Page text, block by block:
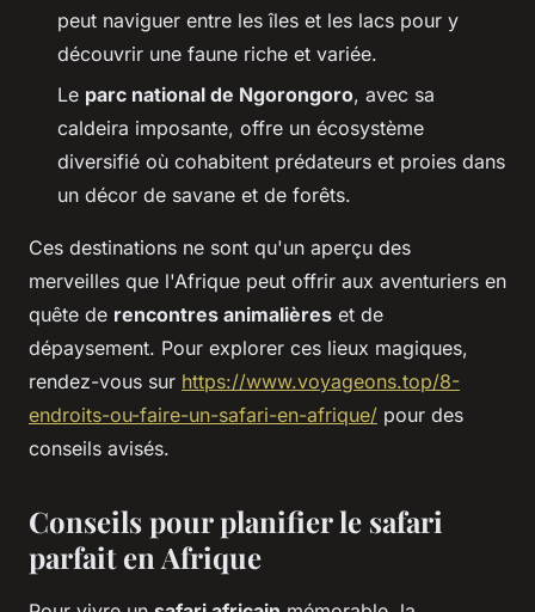
peut naviguer entre les îles et les lacs pour y
découvrir une faune riche et variée.
Le parc national de Ngorongoro, avec sa
caldeira imposante, offre un écosystème
diversifié où cohabitent prédateurs et proies dans
un décor de savane et de forêts.
Ces destinations ne sont qu'un aperçu des
merveilles que l'Afrique peut offrir aux aventuriers en
quête de rencontres animalières et de
dépaysement. Pour explorer ces lieux magiques,
rendez-vous sur https://www.voyageons.top/8-
endroits-ou-faire-un-safari-en-afrique/ pour des
conseils avisés.
Conseils pour planifier le safari
parfait en Afrique